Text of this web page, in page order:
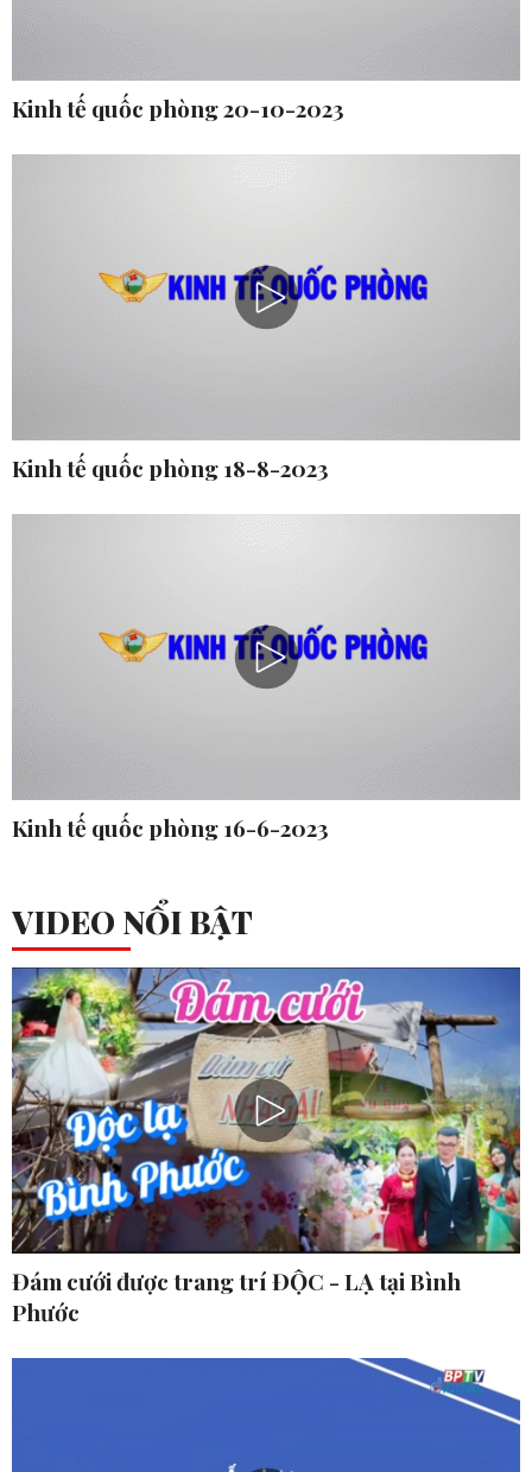
Kinh tế quốc phòng 20-10-2023
Kinh tế quốc phòng 18-8-2023
Kinh tế quốc phòng 16-6-2023
VIDEO NỔI BẬT
Đám cưới được trang trí ĐỘC - LẠ tại Bình
Phước